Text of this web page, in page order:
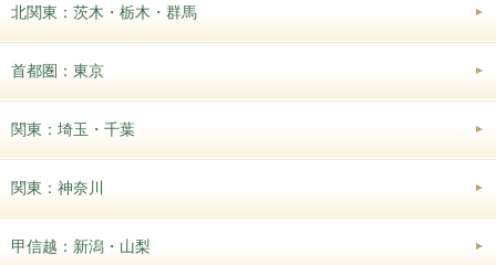
北関東：茨木・栃木・群馬
首都圏：東京
関東：埼玉・千葉
関東：神奈川
甲信越：新潟・山梨